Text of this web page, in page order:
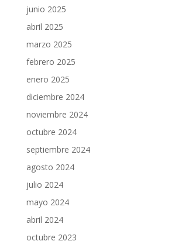
junio 2025
abril 2025
marzo 2025
febrero 2025
enero 2025
diciembre 2024
noviembre 2024
octubre 2024
septiembre 2024
agosto 2024
julio 2024
mayo 2024
abril 2024
octubre 2023